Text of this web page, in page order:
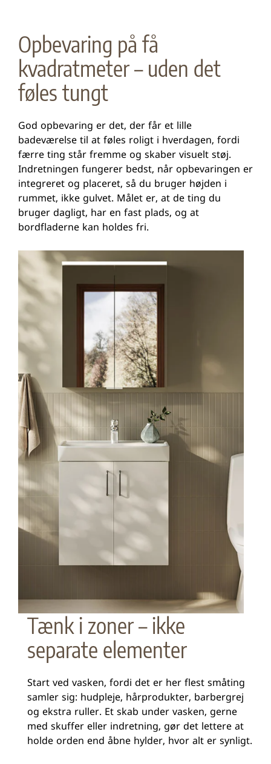
Opbevaring på få
kvadratmeter – uden det
føles tungt
God opbevaring er det, der får et lille
badeværelse til at føles roligt i hverdagen, fordi
færre ting står fremme og skaber visuelt støj.
Indretningen fungerer bedst, når opbevaringen er
integreret og placeret, så du bruger højden i
rummet, ikke gulvet. Målet er, at de ting du
bruger dagligt, har en fast plads, og at
bordfladerne kan holdes fri.
Tænk i zoner – ikke
separate elementer
Start ved vasken, fordi det er her flest småting
samler sig: hudpleje, hårprodukter, barbergrej
og ekstra ruller. Et skab under vasken, gerne
med skuffer eller indretning, gør det lettere at
holde orden end åbne hylder, hvor alt er synligt.